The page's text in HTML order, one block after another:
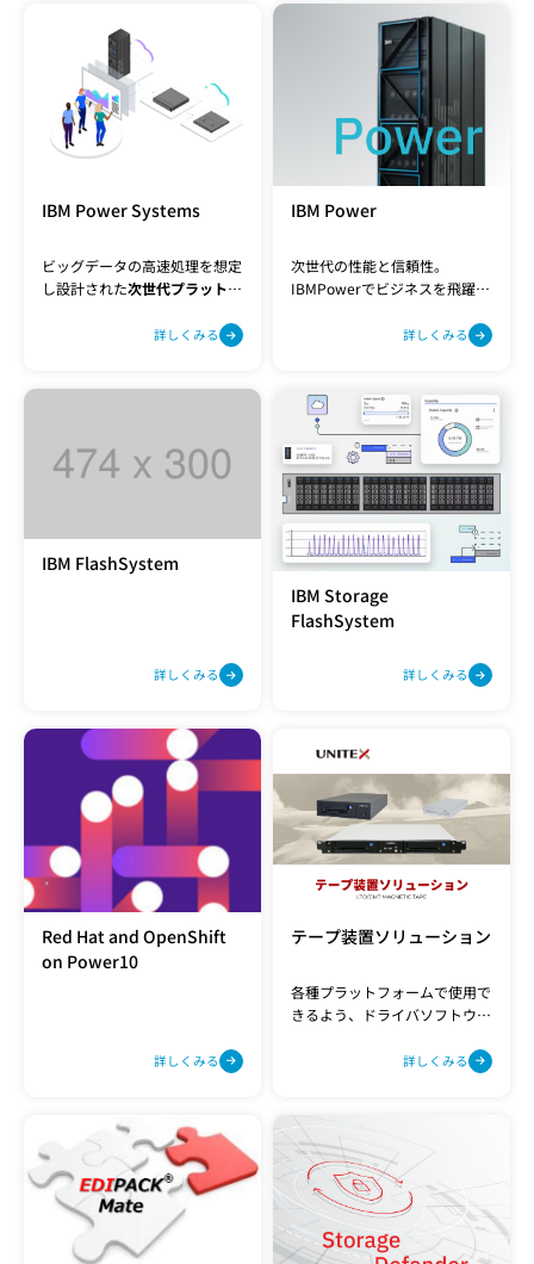
IBM Power Systems
ビッグデータの高速処理を想定
し設計された次世代プラット
詳しくみる
IBM Power
次世代の性能と信頼性。
IBMPowerでビジネスを飛躍的
詳しくみる
IBM FlashSystem
詳しくみる
IBM Storage
FlashSystem
詳しくみる
Red Hat and OpenShift
on Power10
詳しくみる
テープ装置ソリューション
各種プラットフォームで使用で
きるよう、ドライバソフトウェ
詳しくみる